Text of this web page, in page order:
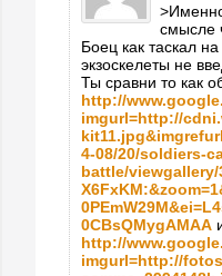
смысле
Боец как таскал
экзоскелеты не
Ты сравни то как
http://
imgurl=http://
4-08/20/soldiers-
battle/viewgallery/
0CBsQMygAMAA
http://
imgurl=http://